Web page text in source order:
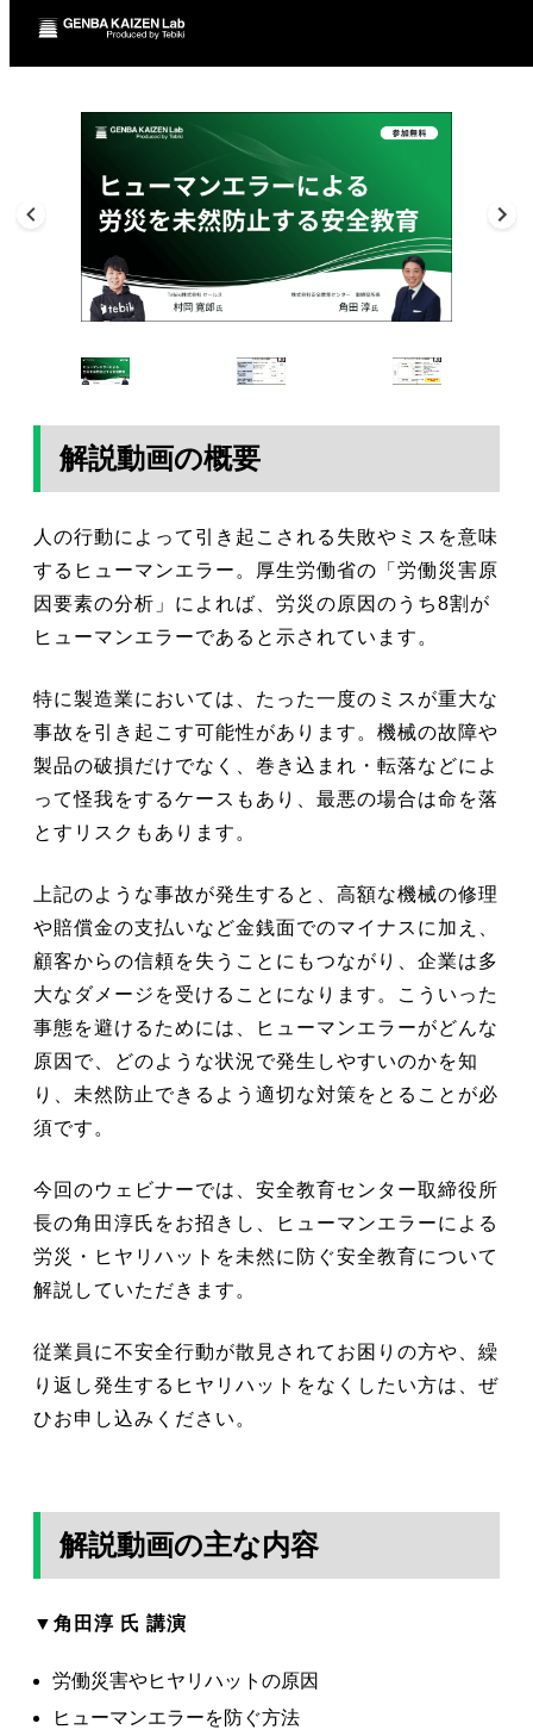
解説動画の概要
人の行動によって引き起こされる失敗やミスを意味
するヒューマンエラー。厚生労働省の「労働災害原
因要素の分析」によれば、労災の原因のうち8割が
ヒューマンエラーであると示されています。
特に製造業においては、たった一度のミスが重大な
事故を引き起こす可能性があります。機械の故障や
製品の破損だけでなく、巻き込まれ・転落などによ
って怪我をするケースもあり、最悪の場合は命を落
とすリスクもあります。
上記のような事故が発生すると、高額な機械の修理
や賠償金の支払いなど金銭面でのマイナスに加え、
顧客からの信頼を失うことにもつながり、企業は多
大なダメージを受けることになります。こういった
事態を避けるためには、ヒューマンエラーがどんな
原因で、どのような状況で発生しやすいのかを知
り、未然防止できるよう適切な対策をとることが必
須です。
今回のウェビナーでは、安全教育センター取締役所
長の角田淳氏をお招きし、ヒューマンエラーによる
労災・ヒヤリハットを未然に防ぐ安全教育について
解説していただきます。
従業員に不安全行動が散見されてお困りの方や、繰
り返し発生するヒヤリハットをなくしたい方は、ぜ
ひお申し込みください。
解説動画の主な内容
▼ 角田淳 氏 講演
労働災害やヒヤリハットの原因
ヒューマンエラーを防ぐ方法